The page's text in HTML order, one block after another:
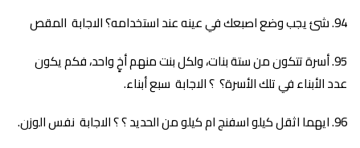
شئ يجب وضع اصبعك في عينه عند استخدامه؟ الاجابة المقص
أسرة تتكون من ستة بنات، ولكل بنت منهم أخٍ واحد، فكم يكون
عدد الأبناء في تلك الأسرة؟ ؟ الاجابة سبع أبناء.
ايهما اثقل كيلو اسفنج ام كيلو من الحديد ؟ ؟ الاجابة نفس الوزن.